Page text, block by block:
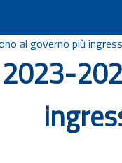
al governo più